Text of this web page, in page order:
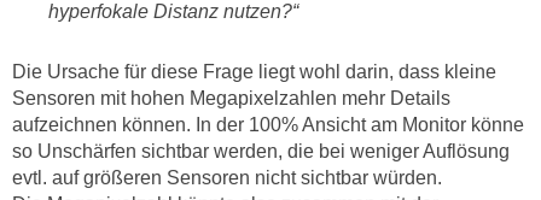
hyperfokale Distanz nutzen?“
Die Ursache für diese Frage liegt wohl darin, dass kleine
Sensoren mit hohen Megapixelzahlen mehr Details
aufzeichnen können. In der 100% Ansicht am Monitor könne
so Unschärfen sichtbar werden, die bei weniger Auflösung
evtl. auf größeren Sensoren nicht sichtbar würden.